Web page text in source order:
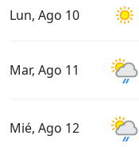
Lun, Ago 10
Mar, Ago 11
Mié, Ago 12